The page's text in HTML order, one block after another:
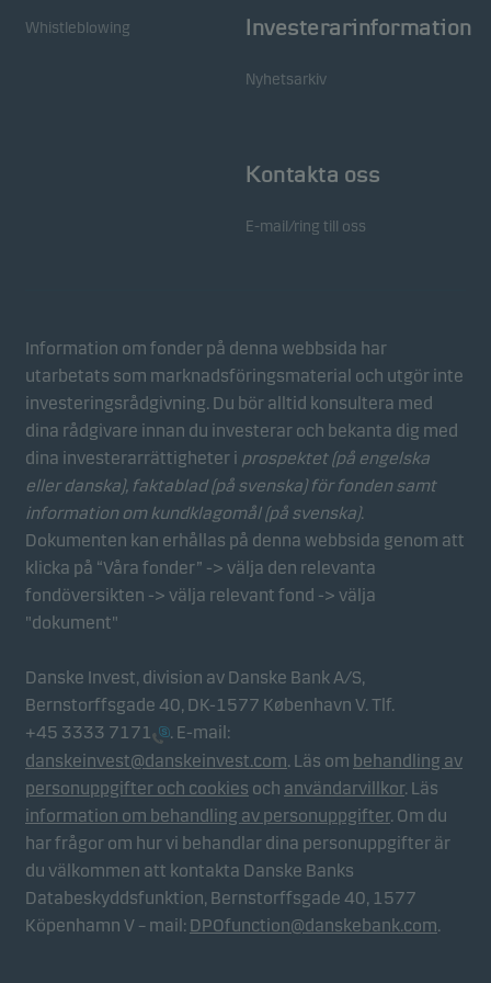
Whistleblowing
Investerarinformation
Nyhetsarkiv
Kontakta oss
E-mail/ring till oss
Information om fonder på denna webbsida har
utarbetats som marknadsföringsmaterial och utgör inte
investeringsrådgivning. Du bör alltid konsultera med
dina rådgivare innan du investerar och bekanta dig med
dina investerarrättigheter i prospektet (på engelska
eller danska), faktablad(på svenska) för fonden samt
information om kundklagomål (på svenska).
Dokumenten kan erhållas på denna webbsida genom att
klicka på “Våra fonder” -> välja den relevanta
fondöversikten -> välja relevant fond -> välja
"dokument"
Danske Invest, division av Danske Bank A/S,
Bernstorffsgade 40, DK-1577 København V. Tlf.
+45 3333 7171
. E-mail:
danskeinvest@danskeinvest.com. Läs om behandling av
personuppgifter och cookies och användarvillkor. Läs
information om behandling av personuppgifter. Om du
har frågor om hur vi behandlar dina personuppgifter är
du välkommen att kontakta Danske Banks
Databeskyddsfunktion, Bernstorffsgade 40, 1577
Köpenhamn V – mail: DPOfunction@danskebank.com.
Vi använder statistikcookies för att spåra beteendet
hos besökare på vår webbplats i aggregerad form.
Marknadsföringscookies gör det möjligt för oss att
beteende så att vi kan tillhandahålla dig relevant